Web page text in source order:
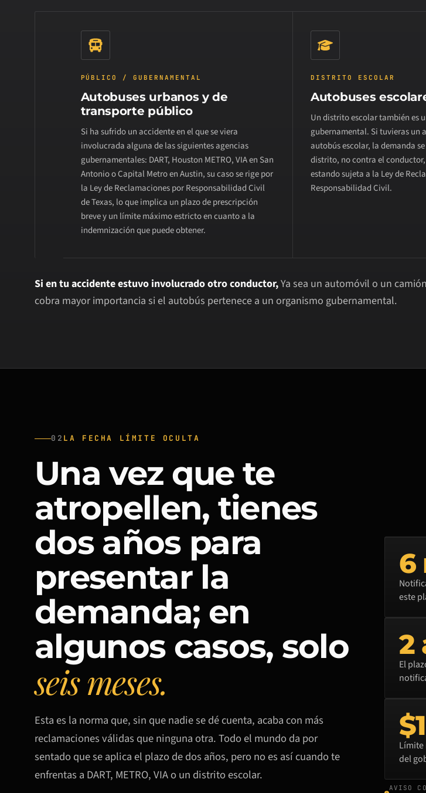
PÚBLICO / GUBERNAMENTAL
Autobuses urbanos y de
transporte público
Si ha sufrido un accidente en el que se viera
involucrada alguna de las siguientes agencias
gubernamentales: DART, Houston METRO, VIA en San
Antonio o Capital Metro en Austin, su caso se rige por
la Ley de Reclamaciones por Responsabilidad Civil
de Texas, lo que implica un plazo de prescripción
breve y un límite máximo estricto en cuanto a la
indemnización que puede obtener.
DISTRITO ESCOLAR
Autobuses
Un distrito escolar también es
gubernamental. Si tuvieras un
autobús escolar, la demanda
distrito, no contra el
estando sujeta a la Ley de
Responsabilidad Civil.
Si en tu accidente estuvo involucrado otro conductor,Ya sea un automóvil o un
cobra mayor importancia si el autobús pertenece a un organismo gubernamental.
02 LA FECHA LÍMITE OCULTA
Una vez que te
atropellen, tienes
dos años para
presentar la
demanda; en
algunos casos, solo
seis meses.
Esta es la norma que, sin que nadie se dé cuenta, acaba con más
reclamaciones válidas que ninguna otra. Todo el mundo da por
sentado que se aplica el plazo de dos años, pero no es así cuando te
enfrentas a DART, METRO, VIA o un distrito escolar.
6
este
2
El
Límite
del
AVISO